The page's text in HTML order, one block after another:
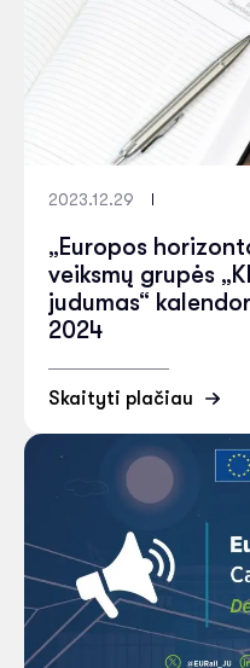
2023.12.29
„Europos
veiksmų grupės
judumas“
2024
Skaityti plačiau